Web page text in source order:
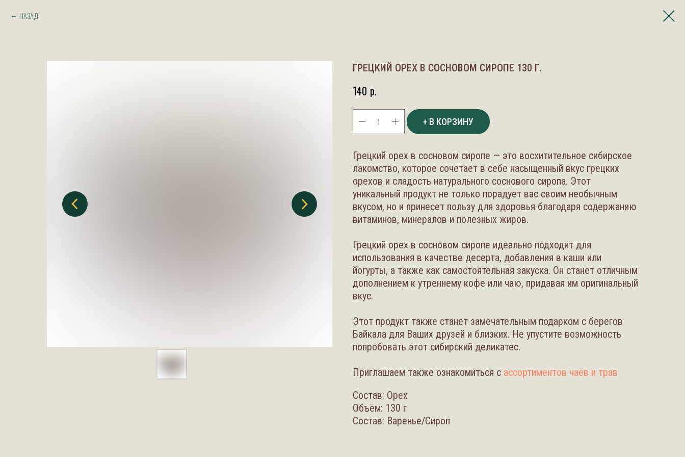
НАЗАД
ГРЕЦКИЙ ОРЕХ В СОСНОВОМ СИРОПЕ 130 Г.
140 р.
+ В КОРЗИНУ
Грецкий орех в сосновом сиропе — это восхитительное сибирское
лакомство, которое сочетает в себе насыщенный вкус грецких
орехов и сладость натурального соснового сиропа. Этот
уникальный продукт не только порадует вас своим необычным
вкусом, но и принесет пользу для здоровья благодаря содержанию
витаминов, минералов и полезных жиров.
Грецкий орех в сосновом сиропе идеально подходит для
использования в качестве десерта, добавления в каши или
йогурты, а также как самостоятельная закуска. Он станет отличным
дополнением к утреннему кофе или чаю, придавая им оригинальный
вкус.
Этот продукт также станет замечательным подарком с берегов
Байкала для Ваших друзей и близких. Не упустите возможность
попробовать этот сибирский деликатес.
Приглашаем также ознакомиться с ассортиментов чаёв и трав
Состав: Орех
Объём: 130 г
Состав: Варенье/Cироп